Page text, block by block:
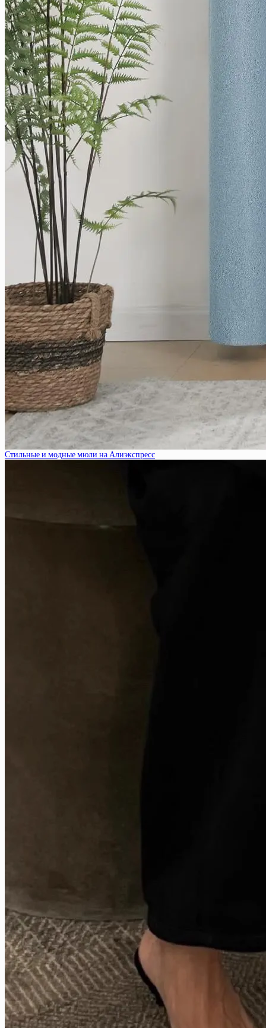
Стильные и модные мюли на Алиэкспресс